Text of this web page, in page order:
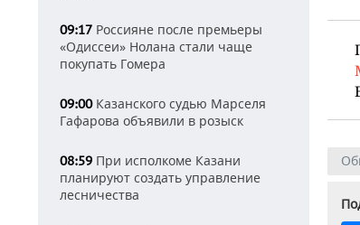
09:17 Россияне после премьеры
«Одиссеи» Нолана стали чаще
покупать Гомера
09:00Казанского судью Марселя
Гафарова объявили в розыск
08:59 При исполкоме Казани
планируют создать управление
лесничества